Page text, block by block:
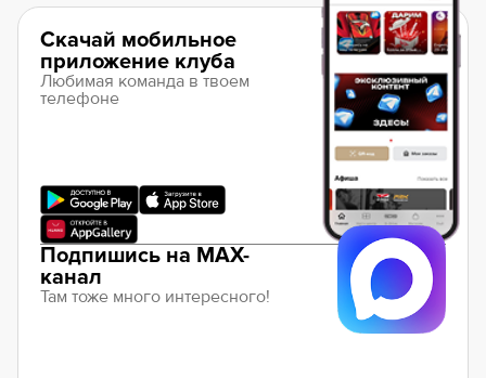
Скачай мобильное
приложение клуба
Любимая команда в твоем
телефоне
Подпишись на MAX-
канал
Там тоже много интересного!